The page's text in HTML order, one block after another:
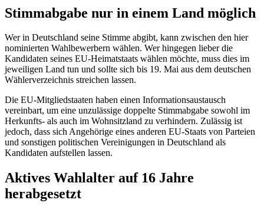
Stimmabgabe nur in einem Land möglich
Wer in Deutschland seine Stimme abgibt, kann zwischen den hier
nominierten Wahlbewerbern wählen. Wer hingegen lieber die
Kandidaten seines EU-Heimatstaats wählen möchte, muss dies im
jeweiligen Land tun und sollte sich bis 19. Mai aus dem deutschen
Wählerverzeichnis streichen lassen.
Die EU-Mitgliedstaaten haben einen Informationsaustausch
vereinbart, um eine unzulässige doppelte Stimmabgabe sowohl im
Herkunfts- als auch im Wohnsitzland zu verhindern. Zulässig ist
jedoch, dass sich Angehörige eines anderen EU-Staats von Parteien
und sonstigen politischen Vereinigungen in Deutschland als
Kandidaten aufstellen lassen.
Aktives Wahlalter auf 16 Jahre
herabgesetzt